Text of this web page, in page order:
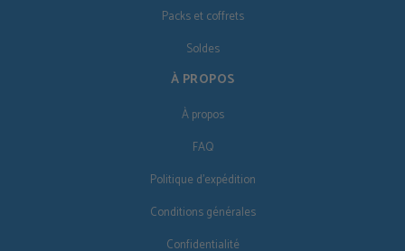
Packs et coffrets
Soldes
À PROPOS
À propos
FAQ
Politique d'expédition
Conditions générales
Confidentialité